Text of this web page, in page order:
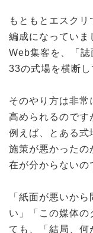
もともとエスク
編成になっていま
Web集客を、「
33の式場を横断し
そのやり方は非常
高められるのです
例えば、とある式
施策が悪かったの
在が分からないの
「紙面が悪いか
い」「この媒体の
ても、「結局、何